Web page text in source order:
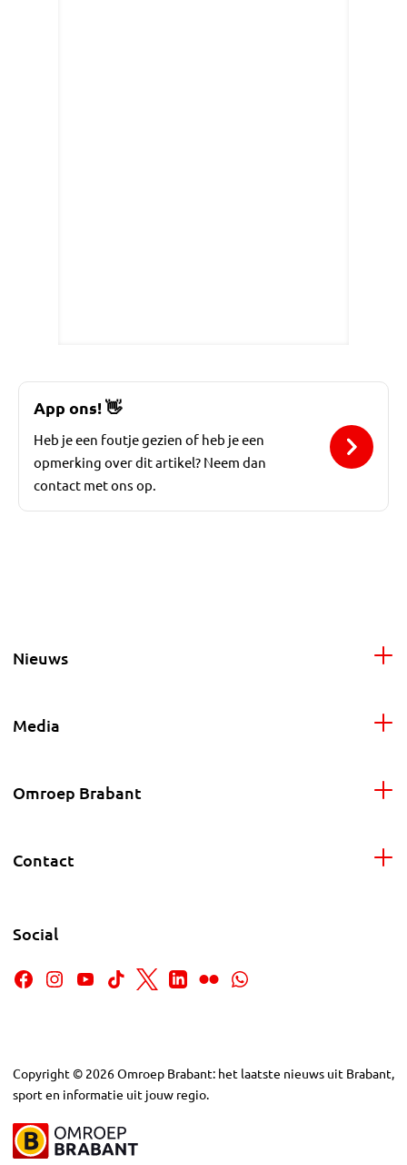
App ons!👋
Heb je een foutje gezien of heb je een
opmerking over dit artikel? Neem dan
contact met ons op.
Nieuws
Media
Omroep Brabant
Contact
Social
Copyright © 2026Omroep Brabant: het laatste nieuws uit Brabant,
sport en informatie uit jouw regio.